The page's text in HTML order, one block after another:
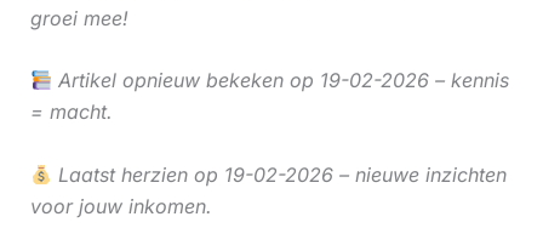
groei mee!
Artikel opnieuw bekeken op 19-02-2026 – kennis
= macht.
Laatst herzien op 19-02-2026 – nieuwe inzichten
voor jouw inkomen.